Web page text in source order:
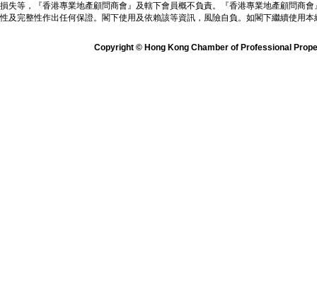
損失等，『香港專業地產顧問商會』及轄下會員概不負責。『香港專業地產顧問商
性及完整性作出任何保證。閣下使用及依賴該等資訊，風險自負。如閣下繼續使用
Copyright © Hong Kong Chamber of Professional